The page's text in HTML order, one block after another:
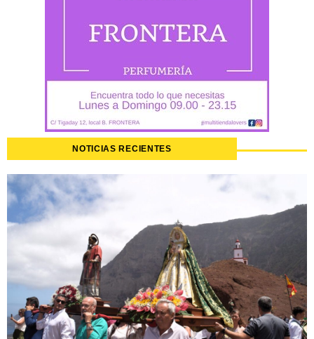
NOTICIAS RECIENTES